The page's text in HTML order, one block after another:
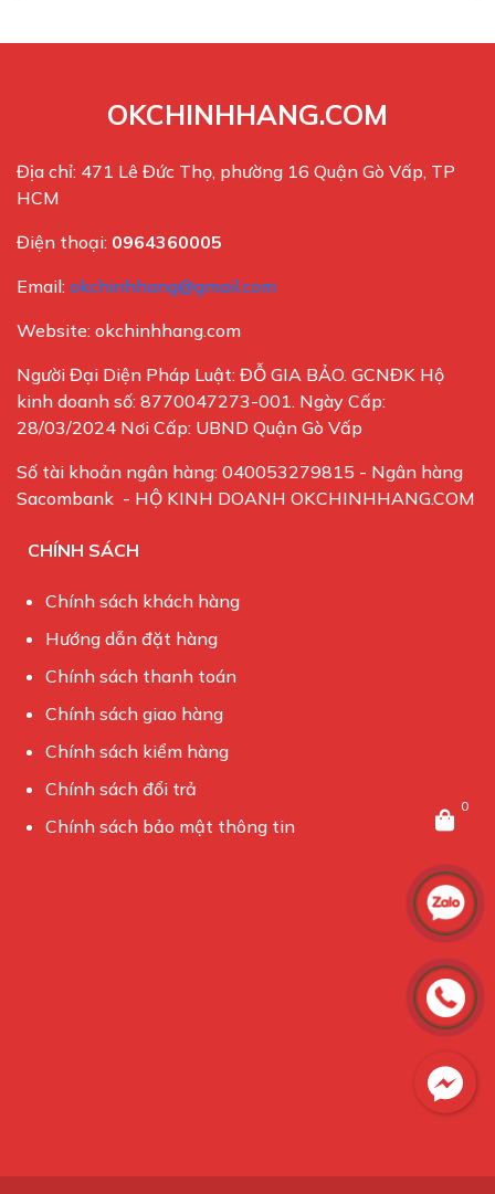
OKCHINHHANG.COM
Địa chỉ: 471 Lê Đức Thọ, phường 16 Quận Gò Vấp, TP
HCM
Điện thoại: 0964360005
Email: okchinhhang@gmail.com
Website: okchinhhang.com
Người Đại Diện Pháp Luật: ĐỖ GIA BẢO. GCNĐK Hộ
kinh doanh số: 8770047273-001. Ngày Cấp:
28/03/2024 Nơi Cấp: UBND Quận Gò Vấp
Số tài khoản ngân hàng: 040053279815 - Ngân hàng
Sacombank - HỘ KINH DOANH OKCHINHHANG.COM
CHÍNH SÁCH
Chính sách khách hàng
Hướng dẫn đặt hàng
Chính sách thanh toán
Chính sách giao hàng
Chính sách kiểm hàng
Chính sách đổi trả
Chính sách bảo mật thông tin
0